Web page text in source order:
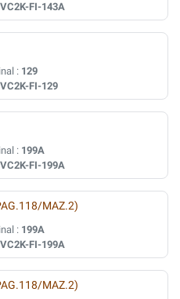
VC2K-FI-143A
: 129
VC2K-FI-129
: 199A
VC2K-FI-199A
MAZ.2)
: 199A
VC2K-FI-199A
MAZ.2)